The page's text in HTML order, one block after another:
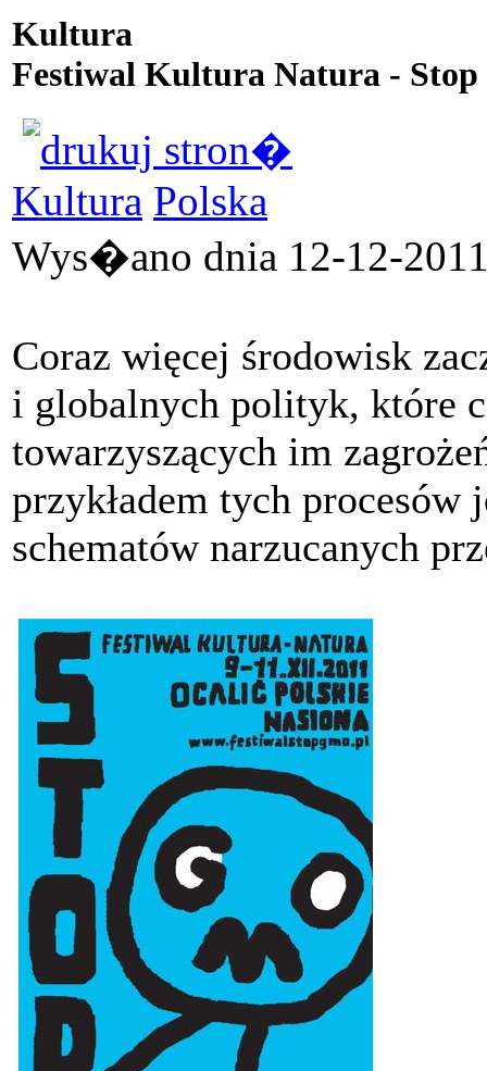
Kultura
Festiwal Kultura Natura -
Kultura Polska
Wys�ano dnia 12-12-
Coraz więcej środowisk
i globalnych polityk, które
towarzyszących im
przykładem tych
schematów narzucanych